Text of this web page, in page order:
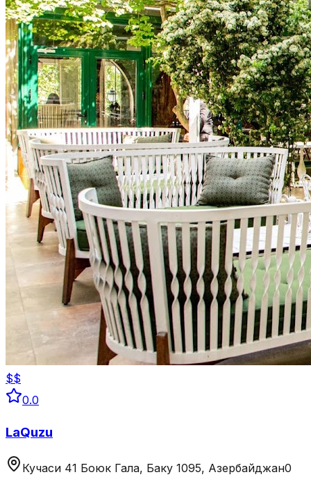
$$
0.0
LaQuzu
Кучаси 41 Боюк Гала, Баку 1095, Азербайджан0